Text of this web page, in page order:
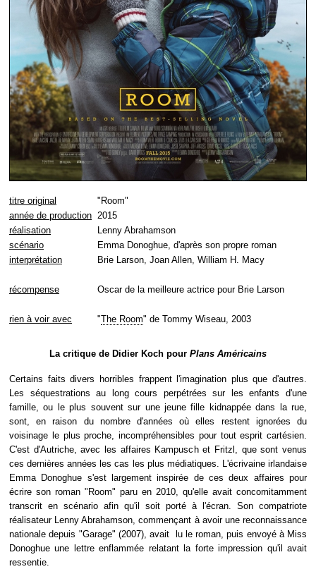
titre original
"Room"
année de production 2015
réalisation
Lenny Abrahamson
scénario
Emma Donoghue, d'après son propre roman
interprétation
Brie Larson, Joan Allen, William H. Macy
récompense Oscar de la meilleure actrice pour Brie Larson
rien à voir avec "The Room" de Tommy Wiseau, 2003
La critique de Didier Koch pour Plans Américains
Certains faits divers horribles frappent l'imagination plus que d'autres.
Les séquestrations au long cours perpétrées sur les enfants d'une
famille, ou le plus souvent sur une jeune fille kidnappée dans la rue,
sont, en raison du nombre d'années où elles restent ignorées du
voisinage le plus proche, incompréhensibles pour tout esprit cartésien.
C'est d'Autriche, avec les affaires Kampusch et Fritzl, que sont venus
ces dernières années les cas les plus médiatiques. L'écrivaine irlandaise
Emma Donoghue s'est largement inspirée de ces deux affaires pour
écrire son roman "Room" paru en 2010, qu'elle avait concomitamment
transcrit en scénario afin qu'il soit porté à l'écran. Son compatriote
réalisateur Lenny Abrahamson, commençant à avoir une reconnaissance
nationale depuis "Garage" (2007), avait lu le roman, puis envoyé à Miss
Donoghue une lettre enflammée relatant la forte impression qu'il avait
ressentie.